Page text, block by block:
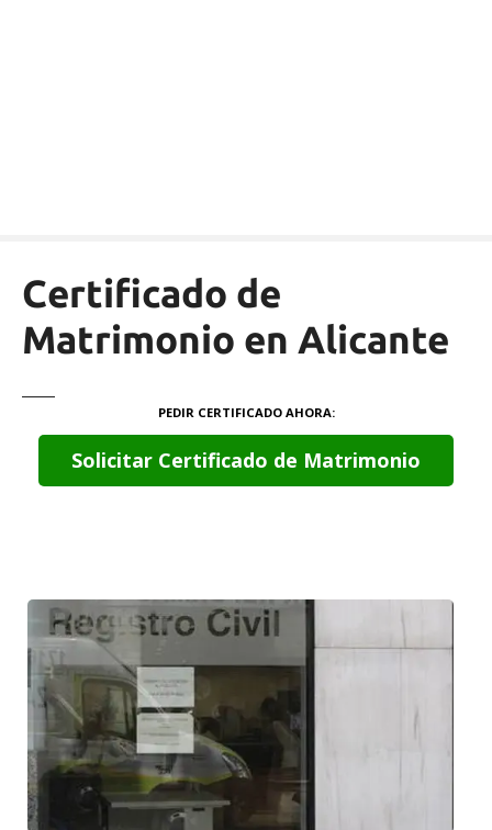
Certificado de
Matrimonio en Alicante
PEDIR CERTIFICADO AHORA
Solicitar Certificado de Matrimonio